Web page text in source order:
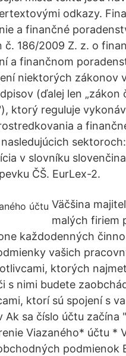
odkazy.
a finančné
č. 186/2009 Z. z. o
a finančnom
niektorých zákonov
(ďalej len „zákon
ktorý reguluje
a
sektoroch:
v slovníku
ČŠ. EurLex-2.
Väčšina
malých firiem
každodenných
vašich
ktorých
s nimi budete
ktorí sú spojení s
Ak sa číslo účtu začína
Viazaného* účtu *
podmienok